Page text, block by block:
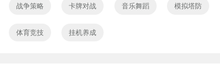
战争策略 卡牌对战 音乐舞蹈 模拟塔防
体育竞技 挂机养成